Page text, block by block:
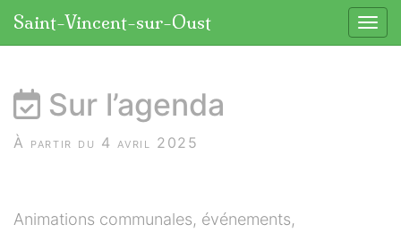
Saint-Vincent-sur-Oust
Sur l’agenda
À partir du 4 avril 2025
Animations communales, événements,
Panneau de gestion des cookies